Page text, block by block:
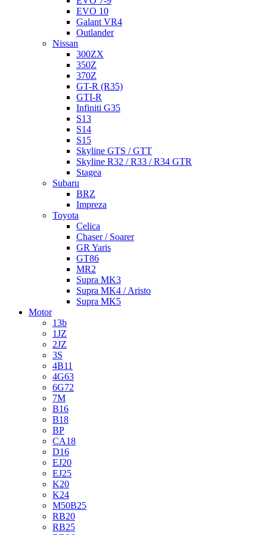
EVO 10
Galant VR4
Outlander
Nissan
300ZX
350Z
370Z
GT-R (R35)
GTI-R
Infiniti G35
S13
S14
S15
Skyline GTS / GTT
Skyline R32 / R33 / R34 GTR
Stagea
Subaru
BRZ
Impreza
Toyota
Celica
Chaser / Soarer
GR Yaris
GT86
MR2
Supra MK3
Supra MK4 / Aristo
Supra MK5
Motor
13b
1JZ
2JZ
3S
4B11
4G63
6G72
7M
B16
B18
BP
CA18
D16
EJ20
EJ25
K20
K24
M50B25
RB20
RB25